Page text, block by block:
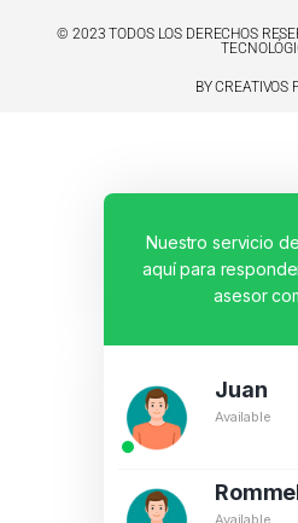
© 2023 TODOS LOS DERECHOS
BY CREATIVOS
Nuestro servicio
aquí para
asesor
Juan
Available